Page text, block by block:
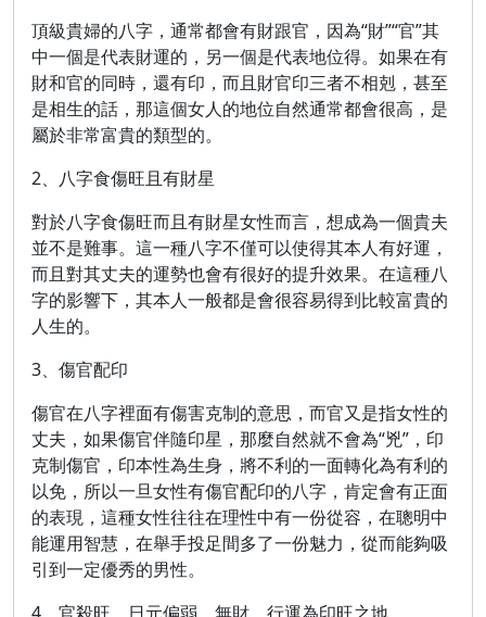
頂級貴婦的八字，通常都會有財跟官，因為“財”“官”其
中一個是代表財運的，另一個是代表地位得。如果在有
財和官的同時，還有印，而且財官印三者不相剋，甚至
是相生的話，那這個女人的地位自然通常都會很高，是
屬於非常富貴的類型的。
2、八字食傷旺且有財星
對於八字食傷旺而且有財星女性而言，想成為一個貴夫
並不是難事。這一種八字不僅可以使得其本人有好運，
而且對其丈夫的運勢也會有很好的提升效果。在這種八
字的影響下，其本人一般都是會很容易得到比較富貴的
人生的。
3、傷官配印
傷官在八字裡面有傷害克制的意思，而官又是指女性的
丈夫，如果傷官伴隨印星，那麼自然就不會為“兇”，印
克制傷官，印本性為生身，將不利的一面轉化為有利的
以免，所以一旦女性有傷官配印的八字，肯定會有正面
的表現，這種女性往往在理性中有一份從容，在聰明中
能運用智慧，在舉手投足間多了一份魅力，從而能夠吸
引到一定優秀的男性。